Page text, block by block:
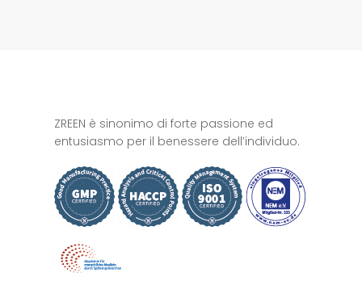
ZREEN è sinonimo di forte passione ed
entusiasmo per il benessere dell’individuo.